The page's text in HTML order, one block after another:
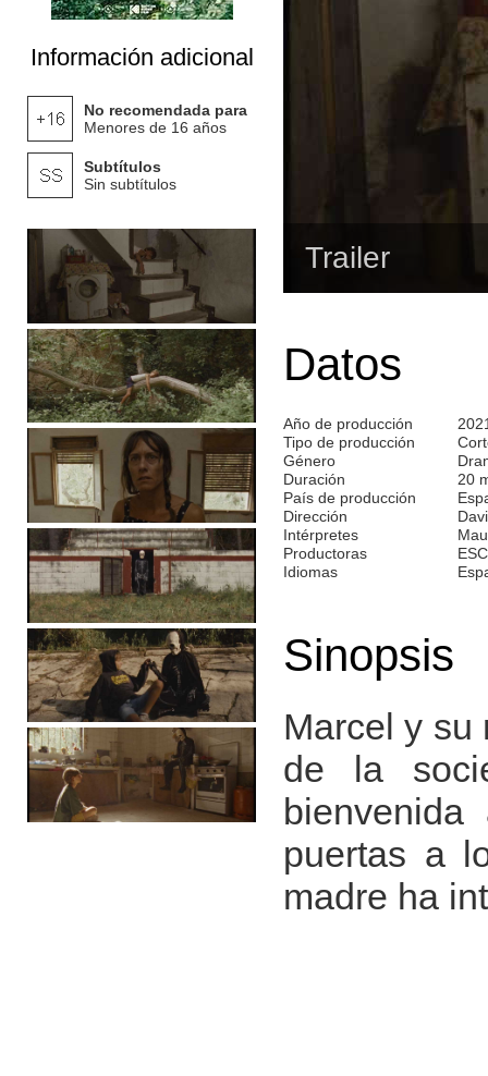
Información adicional
No recomendada para
Menores de 16 años
Subtítulos
Sin subtítulos
Trailer
Datos
Año de producción
Tipo de producción
Género
Duración
20
País de producción
Dirección
Intérpretes
Productoras
Idiomas
Sinopsis
Marcel y su
de la
puertas a
madre ha